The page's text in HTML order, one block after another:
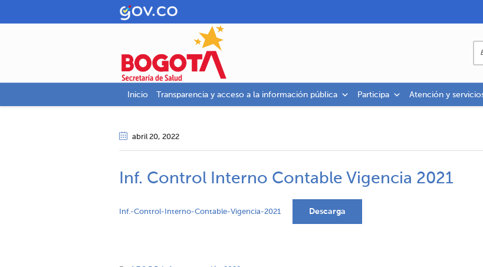
Inicio Transparencia y acceso a la información pública Participa Atención y
abril 20, 2022
Inf. Control Interno Contable Vigencia 2021
Inf.-Control-Interno-Contable-Vigencia-2021 Descarga